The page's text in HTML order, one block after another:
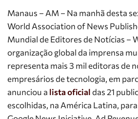
Manaus – AM – Na manhã desta
World Association of News
Mundial de Editores de Notícias –
organização global da imprensa
representa mais 3 mil editoras de
empresários de tecnologia, em
anunciou a lista oficialdas 21
escolhidas, na América Latina,